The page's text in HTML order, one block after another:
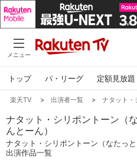
メニュー
トップ パ・リーグ 定額見放題
楽天TV > 出演者一覧 > ナタット・
ナタット・シリポントーン（
んとーん）
ナタット・シリポントーン（なたっと
出演作品一覧